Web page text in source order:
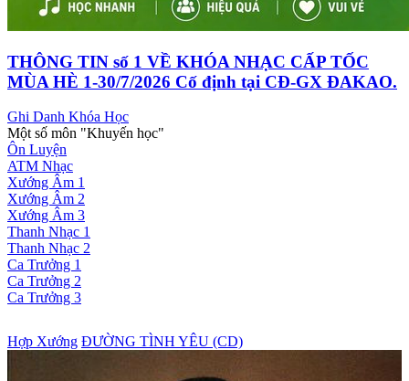
THÔNG TIN số 1 VỀ KHÓA NHẠC CẤP TỐC
MÙA HÈ 1-30/7/2026 Cố định tại CĐ-GX ĐAKAO.
Ghi Danh Khóa Học
Một số môn "Khuyến học"
Ôn Luyện
ATM Nhạc
Xướng Âm 1
Xướng Âm 2
Xướng Âm 3
Thanh Nhạc 1
Thanh Nhạc 2
Ca Trưởng 1
Ca Trưởng 2
Ca Trưởng 3
Hợp Xướng ĐƯỜNG TÌNH YÊU (CD)